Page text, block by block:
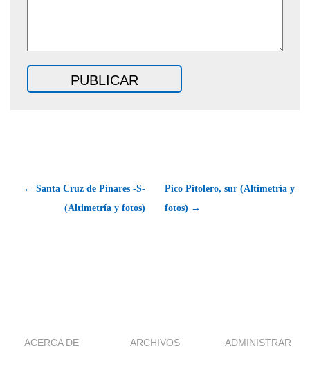
← Santa Cruz de Pinares -S-
(Altimetría y fotos)
Pico Pitolero, sur (Altimetría y
fotos) →
ACERCA DE ARCHIVOS ADMINISTRAR